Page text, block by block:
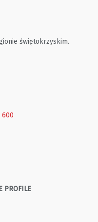
świętokrzyskim.
600
PROFILE